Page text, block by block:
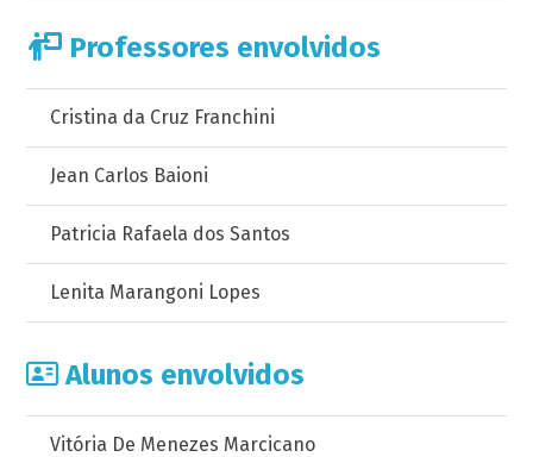
Professores envolvidos
Cristina da Cruz Franchini
Jean Carlos Baioni
Patricia Rafaela dos Santos
Lenita Marangoni Lopes
Alunos envolvidos
Vitória De Menezes Marcicano